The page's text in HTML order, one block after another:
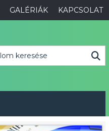
GALÉRIÁK KAPCSOLAT